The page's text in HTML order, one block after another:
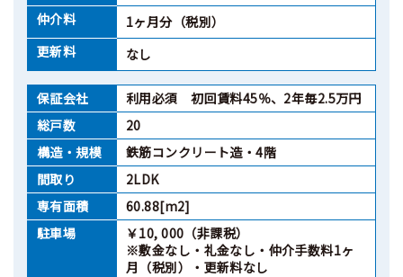
仲介料
1ヶ月分（税別）
更新料
なし
保証会社
利用必須 初回賃料45％、2年毎2.5万円
総戸数
20
構造・規模
鉄筋コンクリート造・4階
間取り
2LDK
専有面積
60.88[m2]
駐車場
￥10, 000（非課税）
※敷金なし・礼金なし・仲介手数料1ヶ
月（税別）・更新料なし